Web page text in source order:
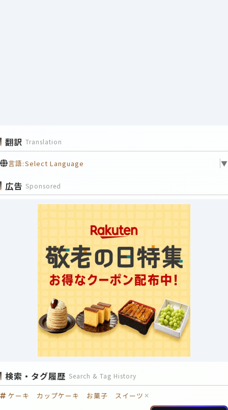
翻訳 Translation
言語:Select Language ▼
広告 Sponsored
検索・タグ履歴 Search & Tag History
ケーキ カップケーキ お菓子 スイーツ